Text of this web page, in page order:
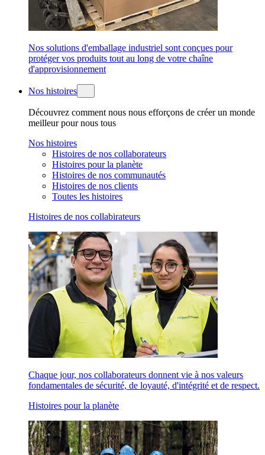
Nos solutions d'emballage industriel sont conçues pour
protéger vos produits tout au long de votre chaîne
d'approvisionnement
Nos histoires
Découvrez comment nous nous efforçons de créer un monde
meilleur pour nous tous
Nos histoires
Histoires de nos collaborateurs
Histoires pour la planète
Histoires de nos communautés
Histoires de nos clients
Toutes les histoires
Histoires de nos collabirateurs
Chaque jour, nos collaborateurs donnent vie à nos valeurs
fondamentales de sécurité, de loyauté, d'intégrité et de respect.
Histoires pour la planète